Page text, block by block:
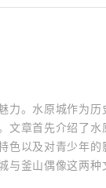
力。水原城作为
文章首先介绍了
色以及对青少年
与釜山偶像这两